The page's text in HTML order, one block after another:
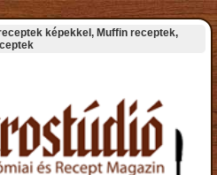
képekkel, Muffin receptek,